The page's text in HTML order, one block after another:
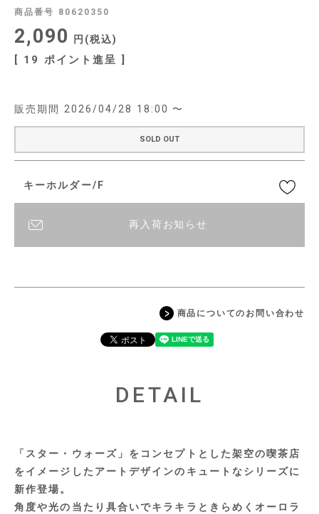
商品番号 80620350
2,090 税込
[ 19 ポイント進呈 ]
販売期間 2026/04/28 18:00 〜
SOLD OUT
キーホルダー/F
再入荷お知らせ
商品についてのお問い合わせ
DETAIL
「スター・ウォーズ」をコンセプトとした架空の喫茶店
をイメージしたアートデザインのキュートなシリーズに
新作登場。
角度や光の当たり具合いでキラキラときらめくオーロラ